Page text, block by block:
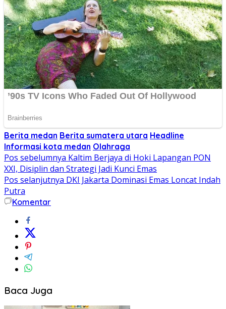
Berita medan Berita sumatera utara Headline
Informasi kota medan Olahraga
Navigasi
pos
Pos sebelumnya Kaltim Berjaya di Hoki Lapangan PON
XXI, Disiplin dan Strategi Jadi Kunci Emas
Pos selanjutnya DKI Jakarta Dominasi Emas Loncat Indah
Putra
Komentar
Baca Juga